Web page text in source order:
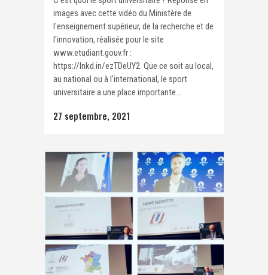
images avec cette vidéo du Ministère de
l'enseignement supérieur, de la recherche et de
l'innovation, réalisée pour le site
www.etudiant.gouv.fr :
https://lnkd.in/ezTDeUY2. Que ce soit au local,
au national ou à l'international, le sport
universitaire a une place importante...
27 septembre, 2021